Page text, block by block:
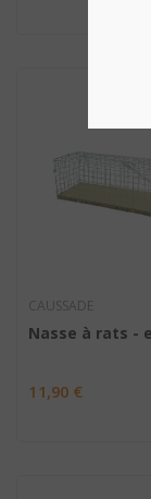
CAUSSADE
11,90 €